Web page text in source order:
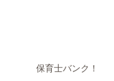
保育士バンク！